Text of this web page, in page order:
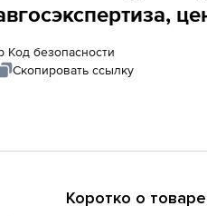
Код безопасности
Скопировать ссылку
Коротко о товаре